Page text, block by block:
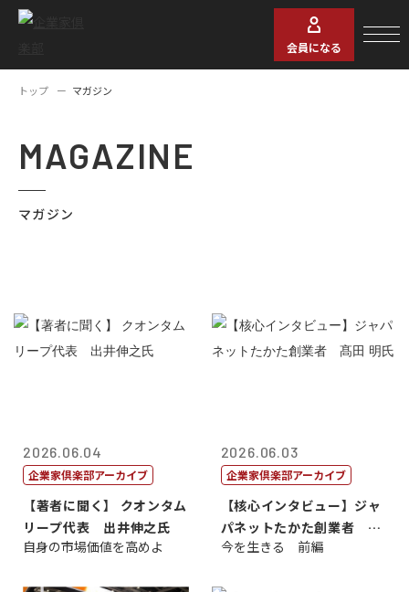
会員になる
トップ マガジン
MAGAZINE
マガジン
2026.06.04
企業家倶楽部アーカイブ
【著者に聞く】 クオンタム
リープ代表 出井伸之氏
自身の市場価値を高めよ
2026.06.03
企業家倶楽部アーカイブ
【核心インタビュー】ジャ
パネットたかた創業者 髙
田 明氏
今を生きる 前編